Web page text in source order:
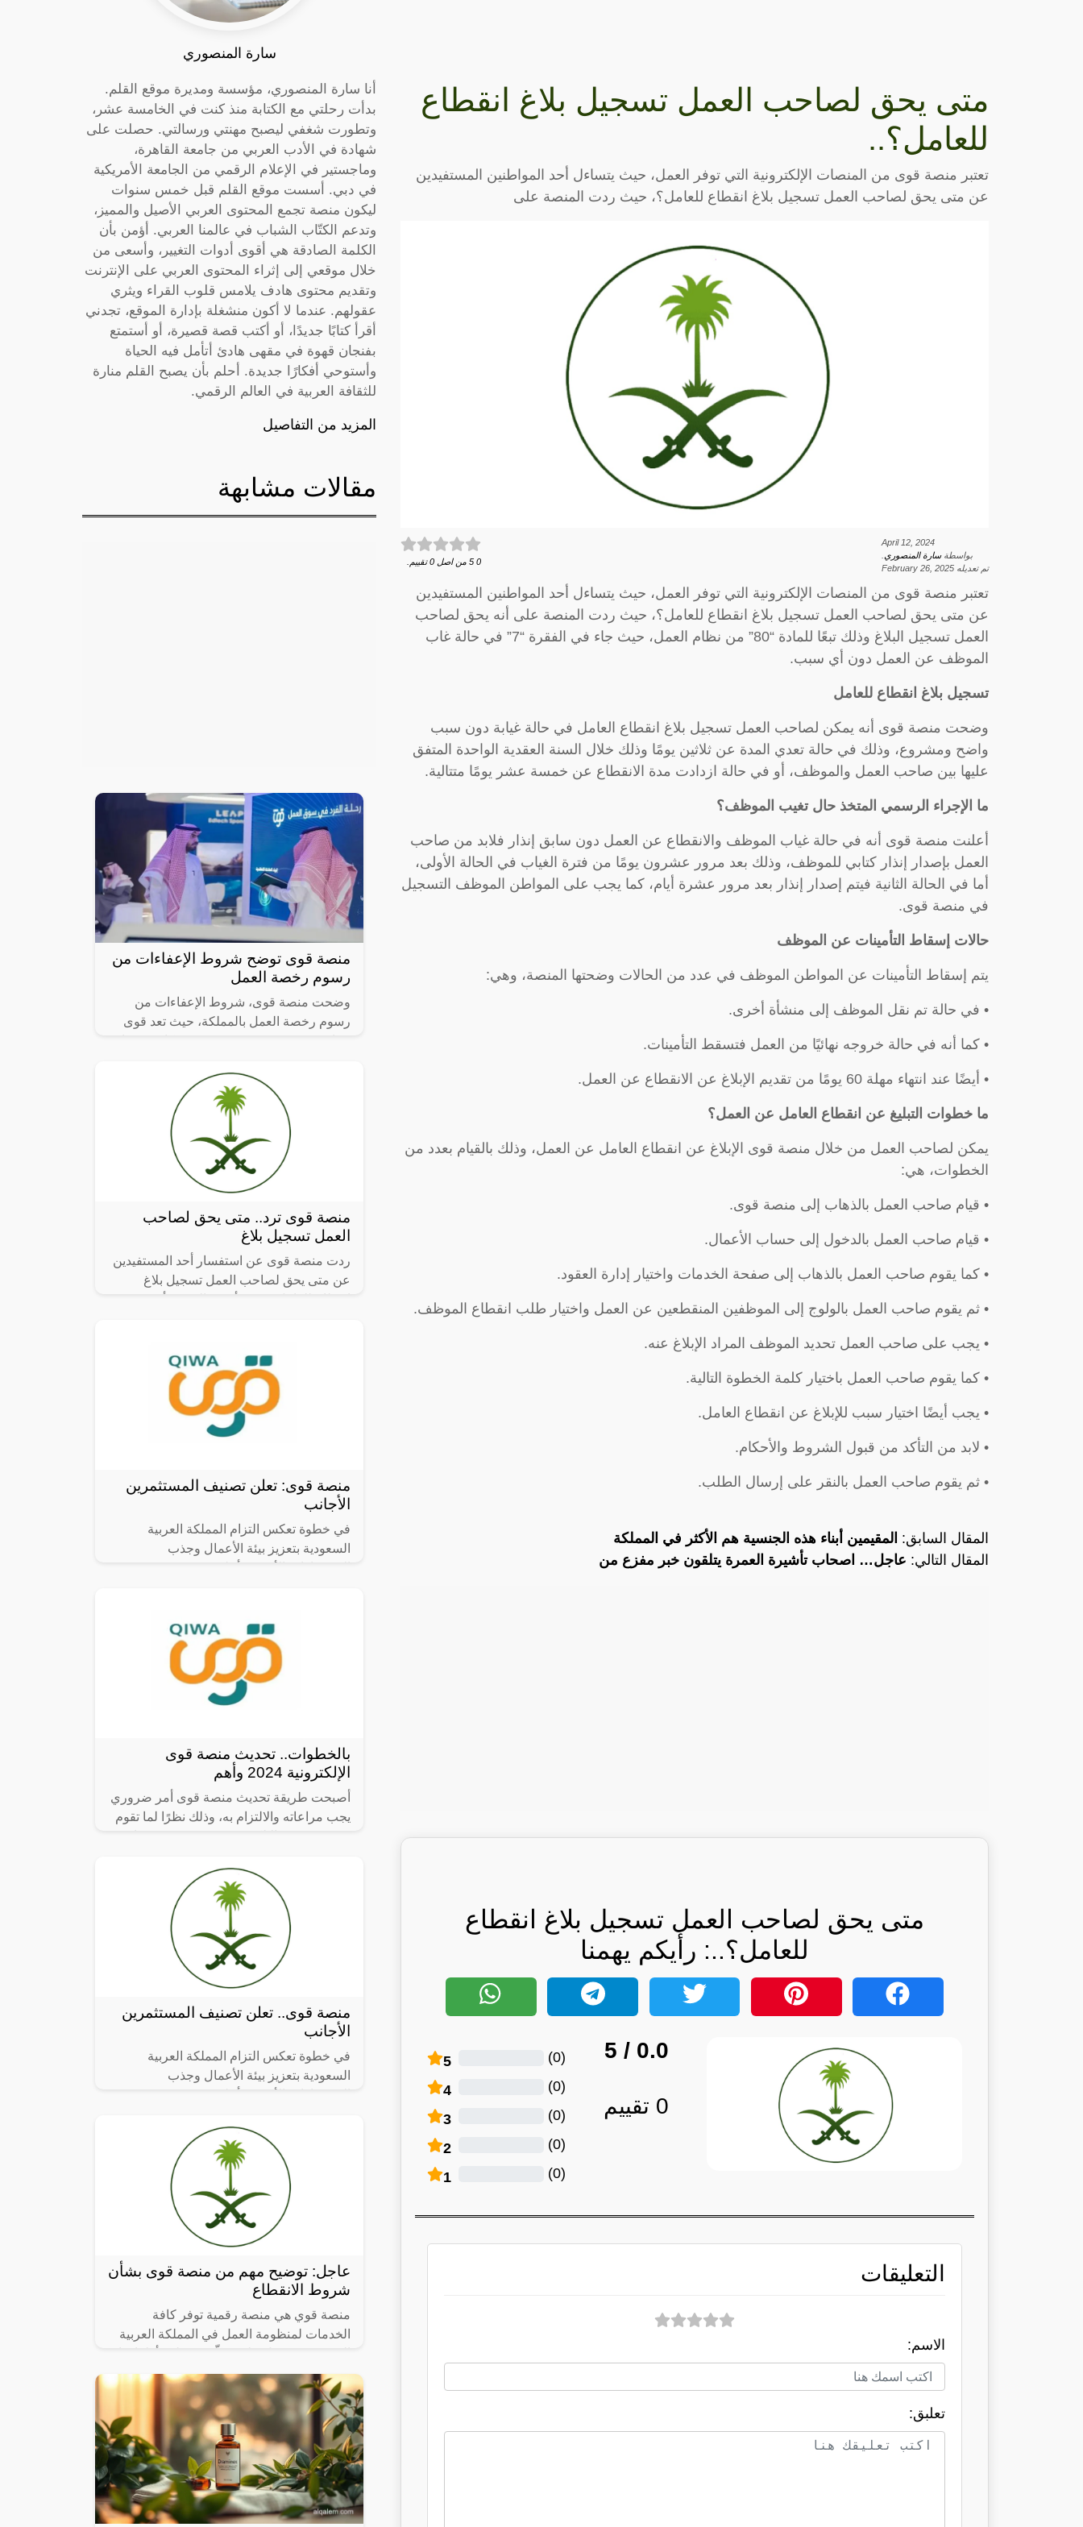
متى يحق لصاحب العمل تسجيل بلاغ انقطاع
للعامل؟..
تعتبر منصة قوى من المنصات الإلكترونية التي توفر العمل، حيث يتساءل أحد المواطنين المستفيدين
عن متى يحق لصاحب العمل تسجيل بلاغ انقطاع للعامل؟، حيث ردت المنصة على
April 12, 2024
بواسطةسارة المنصوري
تم تعديله February 26, 2025
0
5 من اصل 0 تقييم.
تعتبر منصة قوى من المنصات الإلكترونية التي توفر العمل، حيث يتساءل أحد المواطنين المستفيدين
عن متى يحق لصاحب العمل تسجيل بلاغ انقطاع للعامل؟، حيث ردت المنصة على أنه يحق لصاحب
العمل تسجيل البلاغ وذلك تبعًا للمادة “80” من نظام العمل، حيث جاء في الفقرة “7” في حالة غاب
الموظف عن العمل دون أي سبب.
تسجيل بلاغ انقطاع للعامل
وضحت منصة قوى أنه يمكن لصاحب العمل تسجيل بلاغ انقطاع العامل في حالة غيابة دون سبب
واضح ومشروع، وذلك في حالة تعدي المدة عن ثلاثين يومًا وذلك خلال السنة العقدية الواحدة المتفق
عليها بين صاحب العمل والموظف، أو في حالة ازدادت مدة الانقطاع عن خمسة عشر يومًا متتالية.
ما الإجراء الرسمي المتخذ حال تغيب الموظف؟
أعلنت منصة قوى أنه في حالة غياب الموظف والانقطاع عن العمل دون سابق إنذار فلابد من صاحب
العمل بإصدار إنذار كتابي للموظف، وذلك بعد مرور عشرون يومًا من فترة الغياب في الحالة الأولى،
أما في الحالة الثانية فيتم إصدار إنذار بعد مرور عشرة أيام، كما يجب على المواطن الموظف التسجيل
في منصة قوى.
حالات إسقاط التأمينات عن الموظف
يتم إسقاط التأمينات عن المواطن الموظف في عدد من الحالات وضحتها المنصة، وهي:
• في حالة تم نقل الموظف إلى منشأة أخرى.
• كما أنه في حالة خروجه نهائيًا من العمل فتسقط التأمينات.
• أيضًا عند انتهاء مهلة 60 يومًا من تقديم الإبلاغ عن الانقطاع عن العمل.
ما خطوات التبليغ عن انقطاع العامل عن العمل؟
يمكن لصاحب العمل من خلال منصة قوى الإبلاغ عن انقطاع العامل عن العمل، وذلك بالقيام بعدد من
الخطوات، هي:
• قيام صاحب العمل بالذهاب إلى منصة قوى.
• قيام صاحب العمل بالدخول إلى حساب الأعمال.
• كما يقوم صاحب العمل بالذهاب إلى صفحة الخدمات واختيار إدارة العقود.
• ثم يقوم صاحب العمل بالولوج إلى الموظفين المنقطعين عن العمل واختيار طلب انقطاع الموظف.
• يجب على صاحب العمل تحديد الموظف المراد الإبلاغ عنه.
• كما يقوم صاحب العمل باختيار كلمة الخطوة التالية.
• يجب أيضًا اختيار سبب للإبلاغ عن انقطاع العامل.
• لابد من التأكد من قبول الشروط والأحكام.
• ثم يقوم صاحب العمل بالنقر على إرسال الطلب.
المقال السابق: المقيمين أبناء هذه الجنسية هم الأكثر في المملكة
المقال التالي: عاجل… اصحاب تأشيرة العمرة يتلقون خبر مفزع من
متى يحق لصاحب العمل تسجيل بلاغ انقطاع
للعامل؟..: رأيكم يهمنا
0.0
/ 5
0 تقييم
5 (
0
)
4 (
0
)
3 (
0
)
2 (
0
)
1 (
0
)
التعليقات
الاسم:
تعلبق:
سارة المنصوري
أنا سارة المنصوري، مؤسسة ومديرة موقع القلم.
بدأت رحلتي مع الكتابة منذ كنت في الخامسة عشر،
وتطورت شغفي ليصبح مهنتي ورسالتي. حصلت على
شهادة في الأدب العربي من جامعة القاهرة،
وماجستير في الإعلام الرقمي من الجامعة الأمريكية
في دبي. أسست موقع القلم قبل خمس سنوات
ليكون منصة تجمع المحتوى العربي الأصيل والمميز،
وتدعم الكتّاب الشباب في عالمنا العربي. أؤمن بأن
الكلمة الصادقة هي أقوى أدوات التغيير، وأسعى من
خلال موقعي إلى إثراء المحتوى العربي على الإنترنت
وتقديم محتوى هادف يلامس قلوب القراء ويثري
عقولهم. عندما لا أكون منشغلة بإدارة الموقع، تجدني
أقرأ كتابًا جديدًا، أو أكتب قصة قصيرة، أو أستمتع
بفنجان قهوة في مقهى هادئ أتأمل فيه الحياة
وأستوحي أفكارًا جديدة. أحلم بأن يصبح القلم منارة
للثقافة العربية في العالم الرقمي.
المزيد من التفاصيل
مقالات مشابهة
منصة قوى توضح شروط الإعفاءات من
رسوم رخصة العمل
وضحت منصة قوى، شروط الإعفاءات من
رسوم رخصة العمل بالمملكة، حيث تعد قوى
منصة قوى ترد.. متى يحق لصاحب
العمل تسجيل بلاغ
ردت منصة قوى عن استفسار أحد المستفيدين
عن متى يحق لصاحب العمل تسجيل بلاغ
منصة قوى: تعلن تصنيف المستثمرين
الأجانب
في خطوة تعكس التزام المملكة العربية
السعودية بتعزيز بيئة الأعمال وجذب
بالخطوات.. تحديث منصة قوى
الإلكترونية 2024 وأهم
أصبحت طريقة تحديث منصة قوى أمر ضروري
يجب مراعاته والالتزام به، وذلك نظرًا لما تقوم
منصة قوى.. تعلن تصنيف المستثمرين
الأجانب
في خطوة تعكس التزام المملكة العربية
السعودية بتعزيز بيئة الأعمال وجذب
عاجل: توضيح مهم من منصة قوى بشأن
شروط الانقطاع
منصة قوي هي منصة رقمية توفر كافة
الخدمات لمنظومة العمل في المملكة العربية
من الموظفين، والمنشآت الحكومية والخاصة،
من